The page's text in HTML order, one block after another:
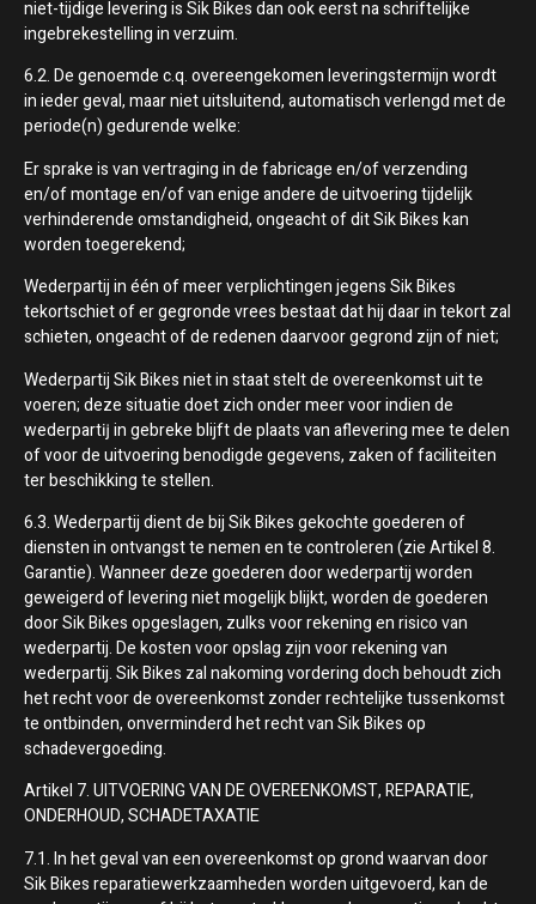
niet-tijdige levering is Sik Bikes dan ook eerst na schriftelijke
ingebrekestelling in verzuim.
6.2. De genoemde c.q. overeengekomen leveringstermijn wordt
in ieder geval, maar niet uitsluitend, automatisch verlengd met de
periode(n) gedurende welke:
Er sprake is van vertraging in de fabricage en/of verzending
en/of montage en/of van enige andere de uitvoering tijdelijk
verhinderende omstandigheid, ongeacht of dit Sik Bikes kan
worden toegerekend;
Wederpartij in één of meer verplichtingen jegens Sik Bikes
tekortschiet of er gegronde vrees bestaat dat hij daar in tekort zal
schieten, ongeacht of de redenen daarvoor gegrond zijn of niet;
Wederpartij Sik Bikes niet in staat stelt de overeenkomst uit te
voeren; deze situatie doet zich onder meer voor indien de
wederpartĳ in gebreke blijft de plaats van aflevering mee te delen
of voor de uitvoering benodigde gegevens, zaken of faciliteiten
ter beschikking te stellen.
6.3. Wederpartij dient de bij Sik Bikes gekochte goederen of
diensten in ontvangst te nemen en te controleren (zie Artikel 8.
Garantie). Wanneer deze goederen door wederpartij worden
geweigerd of levering niet mogelijk blijkt, worden de goederen
door Sik Bikes opgeslagen, zulks voor rekening en risico van
wederpartij. De kosten voor opslag zijn voor rekening van
wederpartij. Sik Bikes zal nakoming vordering doch behoudt zich
het recht voor de overeenkomst zonder rechtelijke tussenkomst
te ontbinden, onverminderd het recht van Sik Bikes op
schadevergoeding.
Artikel 7. UITVOERING VAN DE OVEREENKOMST, REPARATIE,
ONDERHOUD, SCHADETAXATIE
7.1. In het geval van een overeenkomst op grond waarvan door
Sik Bikes reparatiewerkzaamheden worden uitgevoerd, kan de